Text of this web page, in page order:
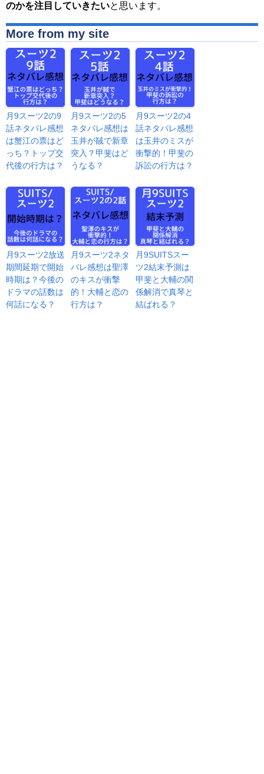
のかを注目していきたいと思います。
More from my site
月9スーツ2の9
話ネタバレ感想
は蟹江の票はど
っち？トップ交
代後の行方は？
月9スーツ2の5
ネタバレ感想は
玉井が馘で新章
突入？甲斐はど
うなる？
月9スーツ2の4
話ネタバレ感想
は玉井のミスが
衝撃的！甲斐の
訴訟の行方は？
月9スーツ2放送
期間延期で開始
時期は？今後の
ドラマの話数は
何話になる？
月9スーツ2ネタ
バレ感想は聖澤
のキスが衝撃
的！大輔と恋の
行方は？
月9SUITSスー
ツ2結末予測は
甲斐と大輔の関
係解消で真琴と
結ばれる？